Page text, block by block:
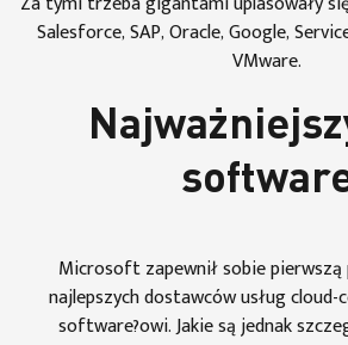
Salesforce, SAP, Oracle, Google,
VMware.
Microsoft zapewnił sobie pierwszą
najlepszych dostawców usług
software?owi. Jakie są jednak